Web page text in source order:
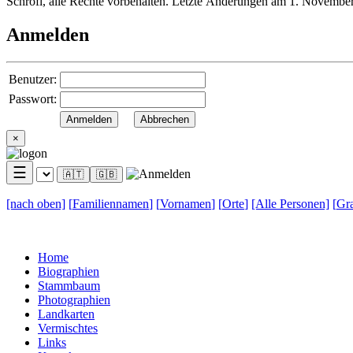
Anmelden
Benutzer:
Passwort:
×
☰ 🇦🇹 🇬🇧
[nach oben] [Familiennamen] [Vornamen] [Orte] [Alle Personen] [
Home
Biographien
Stammbaum
Photographien
Landkarten
Vermischtes
Links